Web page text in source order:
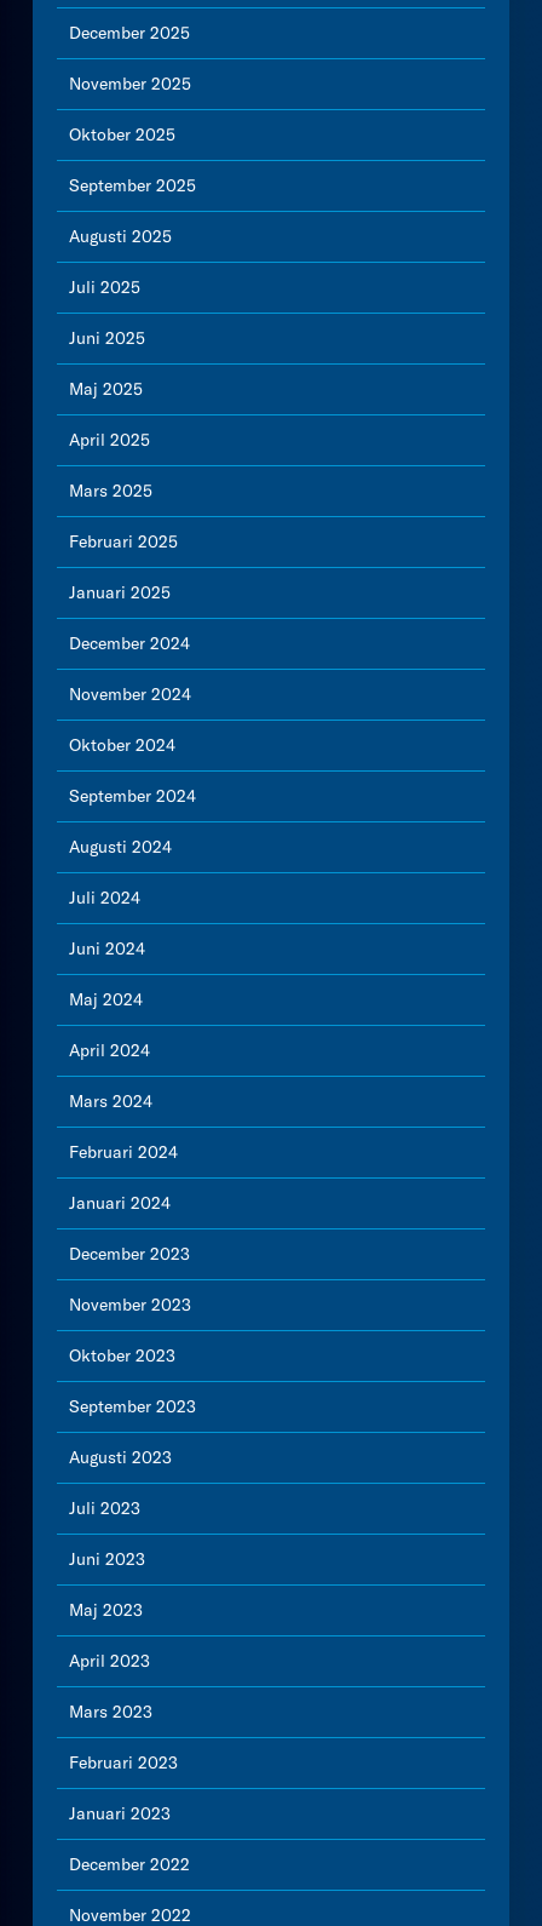
December 2025
November 2025
Oktober 2025
September 2025
Augusti 2025
Juli 2025
Juni 2025
Maj 2025
April 2025
Mars 2025
Februari 2025
Januari 2025
December 2024
November 2024
Oktober 2024
September 2024
Augusti 2024
Juli 2024
Juni 2024
Maj 2024
April 2024
Mars 2024
Februari 2024
Januari 2024
December 2023
November 2023
Oktober 2023
September 2023
Augusti 2023
Juli 2023
Juni 2023
Maj 2023
April 2023
Mars 2023
Februari 2023
Januari 2023
December 2022
November 2022